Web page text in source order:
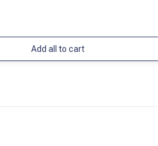
Add all to cart